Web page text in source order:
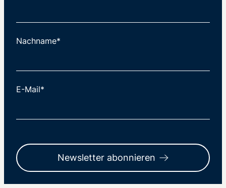
Nachname*
E-Mail*
Newsletter abonnieren